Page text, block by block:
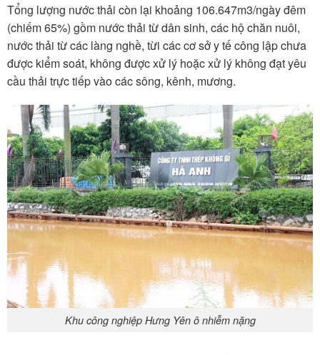
Tổng lượng nước thải còn lại khoảng 106.647m3/ngày đêm
(chiếm 65%) gồm nước thải từ dân sinh, các hộ chăn nuôi,
nước thải từ các làng nghề, từi các cơ sở y tế công lập chưa
được kiểm soát, không được xử lý hoặc xử lý không đạt yêu
cầu thải trực tiếp vào các sông, kênh, mương.
Khu công nghiệp Hưng Yên ô nhiễm nặng